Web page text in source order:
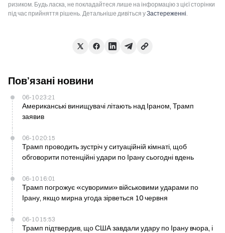
ризиком. Будь ласка, не покладайтеся лише на інформацію з цієї сторінки
під час прийняття рішень. Детальніше дивіться уЗастереженні.
Пов’язані новини
06-10 23:21
Американські винищувачі літають над Іраном, Трамп
заявив
06-10 20:15
Трамп проводить зустріч у ситуаційній кімнаті, щоб
обговорити потенційні удари по Ірану сьогодні вдень
06-10 16:01
Трамп погрожує «суворими» військовими ударами по
Ірану, якщо мирна угода зірветься 10 червня
06-10 15:53
Трамп підтвердив, що США завдали удару по Ірану вчора, і